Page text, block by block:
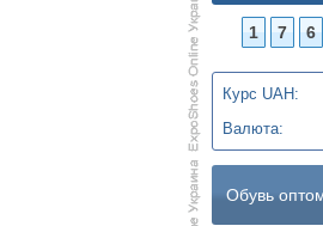
1 7 6
Курс UAH:
Валюта:
Обувь